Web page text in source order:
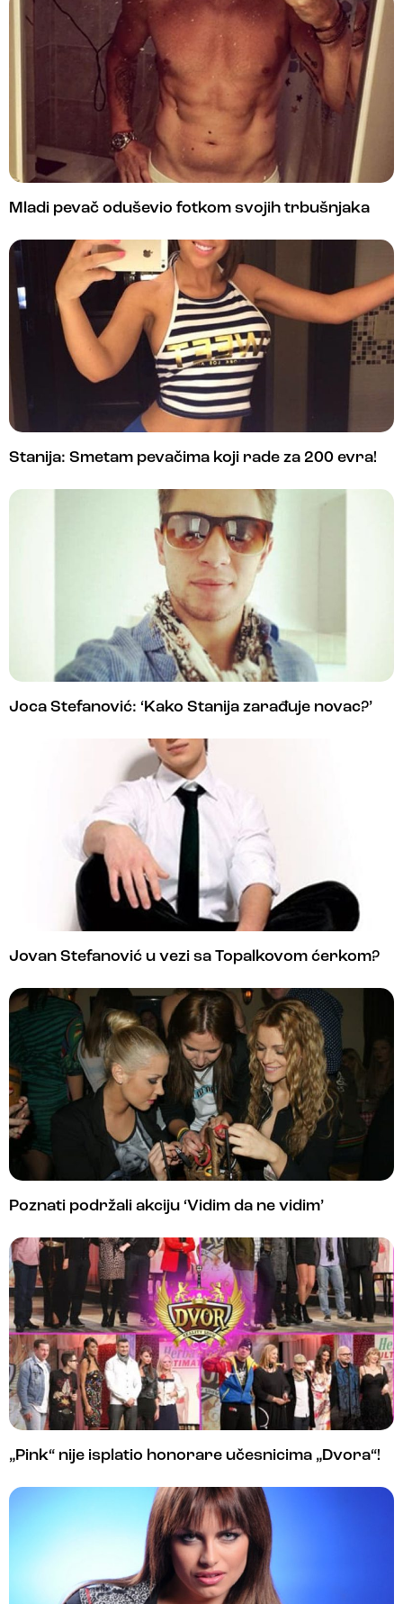
Mladi pevač oduševio fotkom svojih trbušnjaka
Stanija: Smetam pevačima koji rade za 200 evra!
Joca Stefanović: ‘Kako Stanija zarađuje novac?’
Jovan Stefanović u vezi sa Topalkovom ćerkom?
Poznati podržali akciju ‘Vidim da ne vidim’
„Pink“ nije isplatio honorare učesnicima „Dvora“!